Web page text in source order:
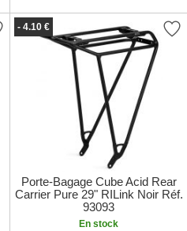
- 4.10 €
Porte-Bagage Cube Acid Rear
Carrier Pure 29" RILink Noir Réf.
93093
En stock